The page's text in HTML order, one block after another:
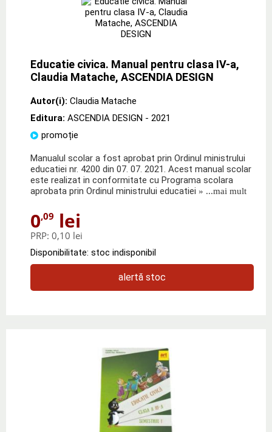
Educatie civica. Manual pentru clasa IV-a,
Claudia Matache, ASCENDIA DESIGN
Autor(i): Claudia Matache
Editura: ASCENDIA DESIGN - 2021
promoție
Manualul scolar a fost aprobat prin Ordinul ministrului
educatiei nr. 4200 din 07. 07. 2021. Acest manual scolar
este realizat in conformitate cu Programa scolara
aprobata prin Ordinul ministrului educatiei » ...mai mult
0,09 lei
PRP: 0,10 lei
Disponibilitate: stoc indisponibil
alertă stoc